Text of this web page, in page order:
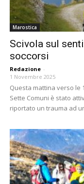
Marostica
Scivola sul
soccorsi
Redazione -
1 Novembre 2025
Questa mattina verso le
Sette Comuni è stato
riportato un trauma ad